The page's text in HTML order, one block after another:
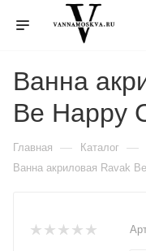
Ванна
Be Happy
Главная — Каталог —
Ванна акриловая Ravak